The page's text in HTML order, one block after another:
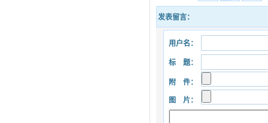
发表留言：
用户名：
标 题：
附 件：
图 片：